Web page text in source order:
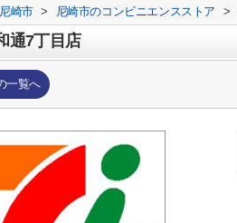
尼崎市 > 尼崎市のコンビニエンスストア >
通7丁目店
一覧へ